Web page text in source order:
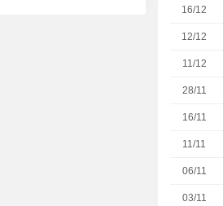
16/12
12/12
11/12
28/11
16/11
11/11
06/11
03/11